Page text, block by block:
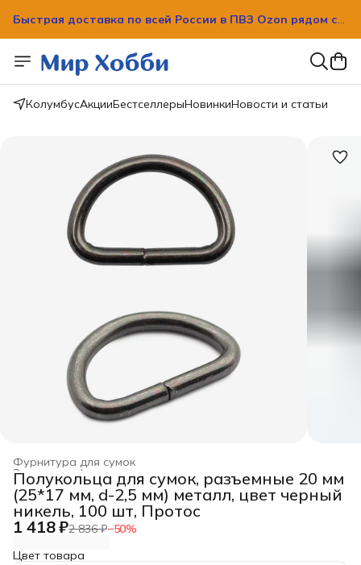
Быстрая доставка по всей России в ПВЗ Ozon рядом с
Быстрая доставка по всей России в ПВЗ Ozon рядом с
вашим домом!
КолумбусАкцииБестселлерыНовинкиНовости и статьи
Фурнитура для сумок
Заготовка, фурнитура для рукоделия ›
Хобби и творчество ›
Главная ›
Полукольца для сумок, разъемные 20 мм
(25*17 мм, d-2,5 мм) металл, цвет черный
никель, 100 шт, Протос
1 418 ₽2 836 ₽−50%
Цвет товара